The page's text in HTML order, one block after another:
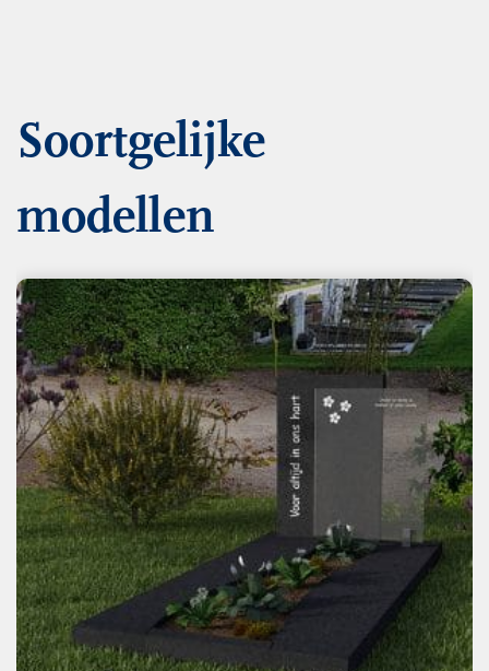
Soortgelijke
modellen